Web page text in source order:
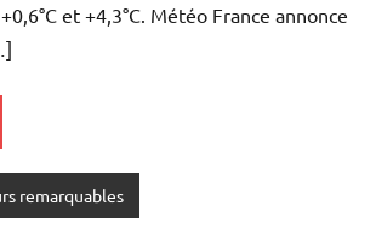
et +4,3°C. Météo France annonce
remarquables